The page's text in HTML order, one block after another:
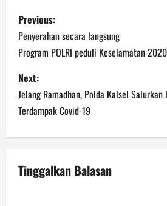
P
o
s
t
n
a
v
Previous:
Penyerahan secara langsung
Program POLRI peduli Keselamatan
Next:
Jelang Ramadhan, Polda Kalsel
Terdampak Covid-19
Tinggalkan Balasan